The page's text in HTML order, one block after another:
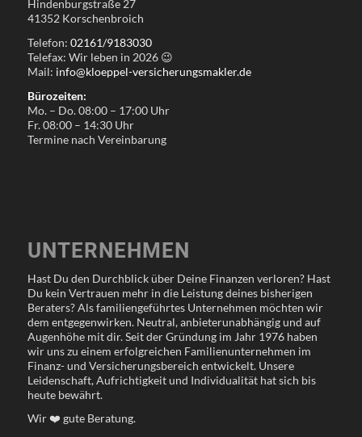
Hindenburgstraße 27
41352 Korschenbroich
Telefon: 02161/9183030
Telefax: Wir leben in 2026 😉
Mail: info@kloeppel-versicherungsmakler.de
Bürozeiten:
Mo. – Do. 08:00 – 17:00 Uhr
Fr. 08:00 – 14:30 Uhr
Termine nach Vereinbarung
UNTERNEHMEN
Hast Du den Durchblick über Deine Finanzen verloren? Hast
Du kein Vertrauen mehr in die Leistung deines bisherigen
Beraters? Als familiengeführtes Unternehmen möchten wir
dem entgegenwirken. Neutral, anbieterunabhängig und auf
Augenhöhe mit dir. Seit der Gründung im Jahr 1976 haben
wir uns zu einem erfolgreichen Familienunternehmen im
Finanz- und Versicherungsbereich entwickelt. Unsere
Leidenschaft, Aufrichtigkeit und Individualität hat sich bis
heute bewährt.
Wir❤️ gute Beratung.